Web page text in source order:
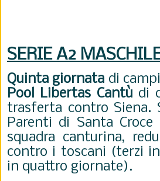
SERIE A2
Quinta giornata di
Pool Libertas Cantù di
trasferta contro Siena.
Parenti di Santa
squadra canturina,
contro i toscani (terzi
in quattro giornate).